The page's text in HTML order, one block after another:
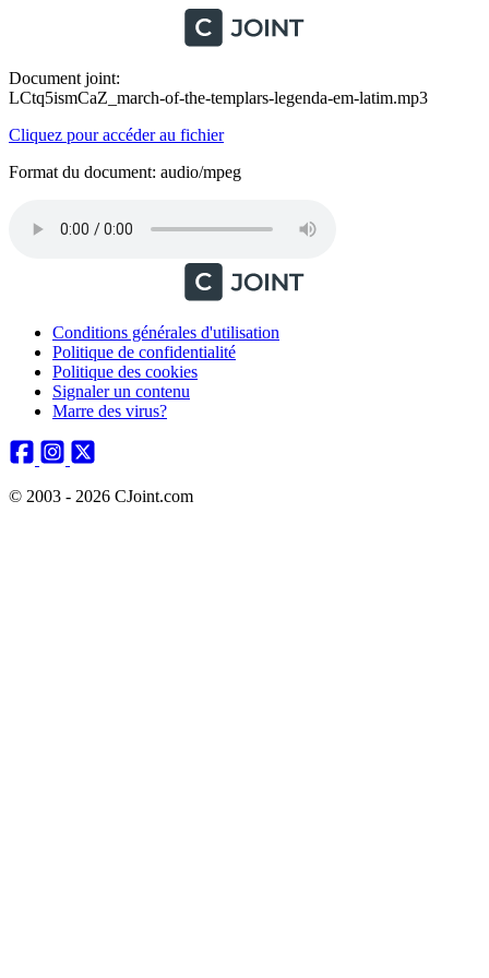
Document joint:
LCtq5ismCaZ_march-of-the-templars-legenda-em-latim.mp3
Cliquez pour accéder au fichier
Format du document: audio/mpeg
Conditions générales d'utilisation
Politique de confidentialité
Politique des cookies
Signaler un contenu
Marre des virus?
© 2003 - 2026 CJoint.com